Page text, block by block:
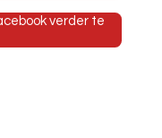
verder te